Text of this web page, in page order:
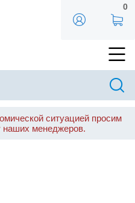
0
ситуацией просим
наших менеджеров.